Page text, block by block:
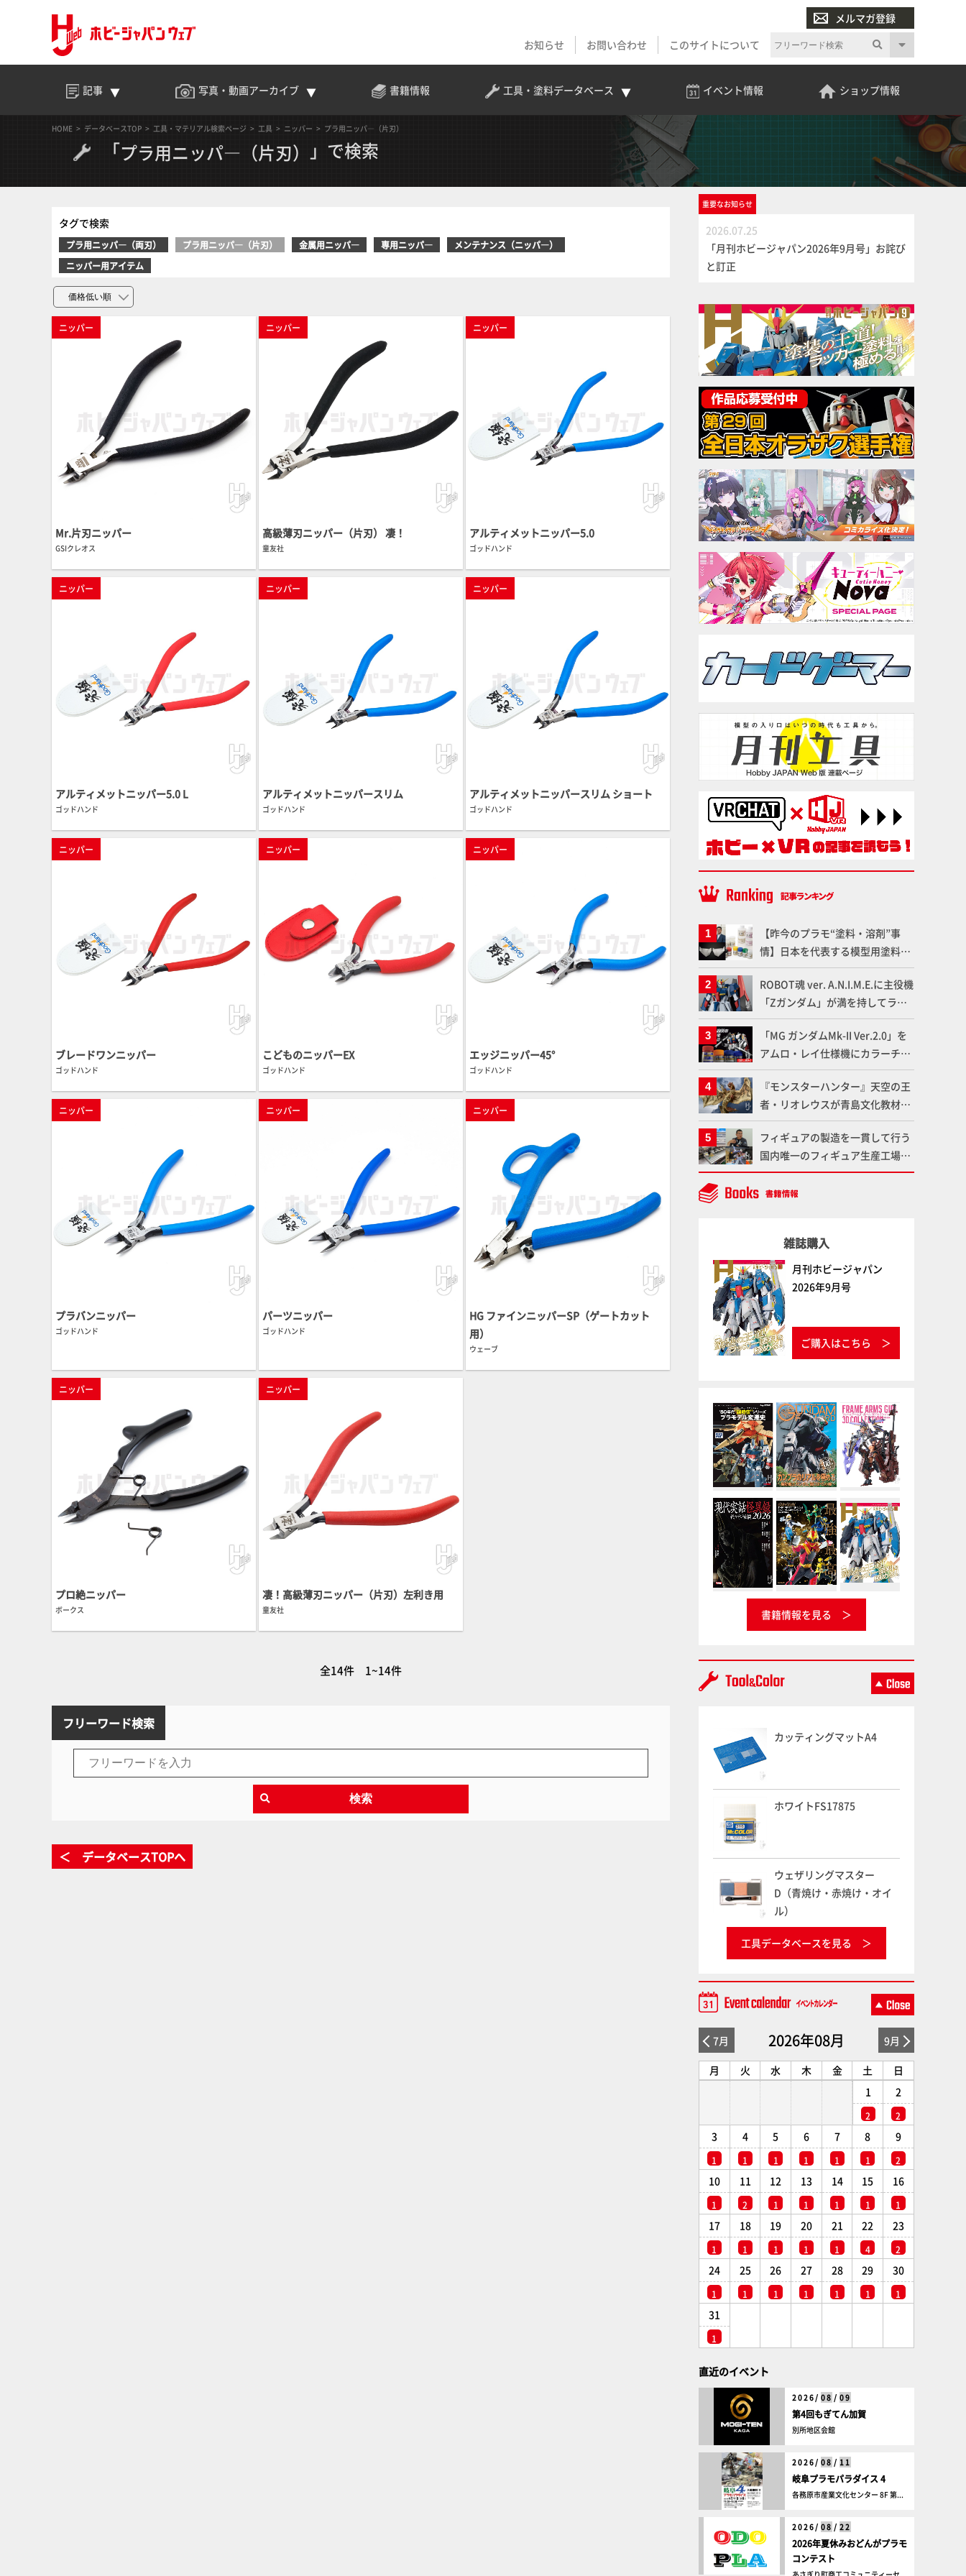
メルマガ登録
お知らせ
お問い合わせ このサイトについて
記事 写真・動画アーカイブ 書籍情報 工具・塗料データベース イベント情報 ショップ情報
HOME データベースTOP 工具・マテリアル検索ページ 工具 ニッパー プラ用ニッパ―（片刃）
「プラ用ニッパ―（片刃） 」で検索
タグで検索
プラ用ニッパ―（両刃） プラ用ニッパ―（片刃） 金属用ニッパ― 専用ニッパ―
メンテナンス（ニッパ―）
ニッパー用アイテム
ニッパー
Mr.片刃ニッパー
GSIクレオス
ニッパー
高級薄刃ニッパー（片刃） 凄！
童友社
ニッパー
アルティメットニッパー5.0
ゴッドハンド
ニッパー
アルティメットニッパー5.0 L
ゴッドハンド
ニッパー
アルティメットニッパースリム
ゴッドハンド
ニッパー
アルティメットニッパースリム ショート
ゴッドハンド
ニッパー
ブレードワンニッパー
ゴッドハンド
ニッパー
こどものニッパーEX
ゴッドハンド
ニッパー
エッジニッパー45°
ゴッドハンド
ニッパー
プラバンニッパー
ゴッドハンド
ニッパー
パーツニッパー
ゴッドハンド
ニッパー
HG ファインニッパーSP（ゲートカット
用）
ウェーブ
ニッパー
プロ絶ニッパー
ボークス
ニッパー
凄！高級薄刃ニッパー（片刃）左利き用
童友社
全14件 1~14件
フリーワード検索
検索
＜ データベースTOPへ
重要なお知らせ
2026.07.25
「月刊ホビージャパン2026年9月号」お詫び
と訂正
【昨今のプラモ“塗料・溶剤”事
情】日本を代表する模型用塗料
「Mr.カラー」やツールメーカー
である「GSIクレオス」が語るラ
ッカー塗料の未来とは？
ROBOT魂 ver. A.N.I.M.E.に主役機
「Zガンダム」が満を持してライ
ンナップ！ウェイブライダーへの
変形、劇中どおりのプロポーショ
ンを再現【機動戦士Zガンダム】
「MG ガンダムMk-II Ver.2.0」を
アムロ・レイ仕様機にカラーチェ
ンジ!! ラッカー塗料の定番技法を
押さえるだけでハイクオリティの
作例に!!【試し読み】
『モンスターハンター』天空の王
者・リオレウスが青島文化教材社
「PLAfig.」にラインナップ！原
型・蟹蟲修造氏の彩色作例で超ハ
イディテールかつ躍動感に満ちた
造形をチェック
フィギュアの製造を一貫して行う
国内唯一のフィギュア生産工場グ
ッドスマイルカンパニーの楽月・
望月工場に突撃！谷本工場長への
雑誌購入
月刊ホビージャパン
2026年9月号
ご購入はこちら
書籍情報を見る
カッティングマットA4
ホワイトFS17875
ウェザリングマスター
D（青焼け・赤焼け・オイ
ル）
工具データベースを見る
7月 2026年08月 9月
月 火 水 木 金 土
日
1
2
2
2
3
1
4
1
5
1
6
1
7
1
8
1
9
2
10
1
11
2
12
1
13
1
14
1
15
1
16
1
17
1
18
1
19
1
20
1
21
1
22
4
23
2
24
1
25
1
26
1
27
1
28
1
29
1
30
1
31
1
直近のイベント
2026/ 08 / 09
第4回もぎてん加賀
別所地区会館
2026/ 08 / 11
岐阜プラモパラダイス 4
各務原市産業文化センター 8F 第...
2026/ 08 / 22
2026年夏休みおどんがプラモ
コンテスト